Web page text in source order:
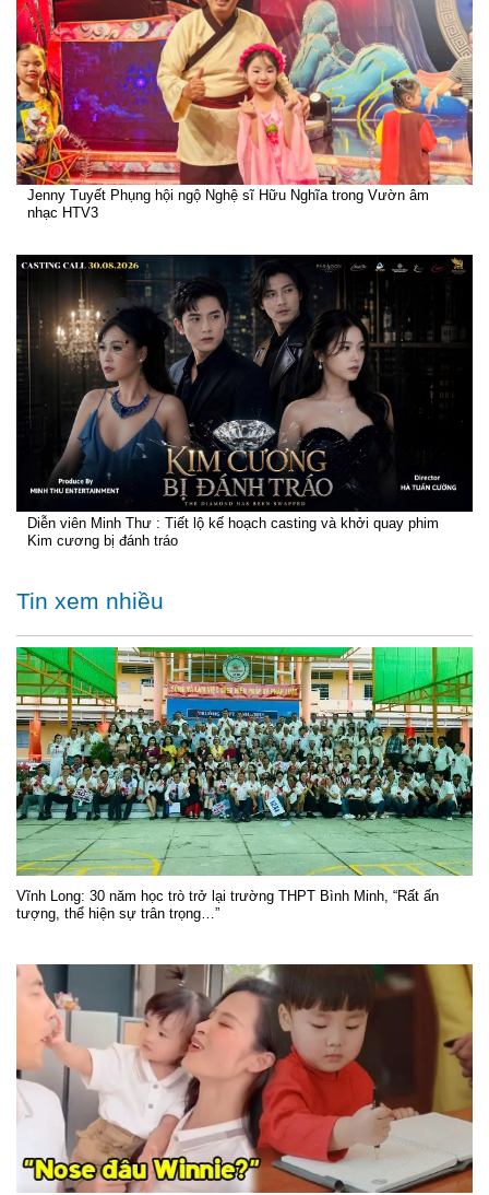
Jenny Tuyết Phụng hội ngộ Nghệ sĩ Hữu Nghĩa trong Vườn âm
nhạc HTV3
Diễn viên Minh Thư : Tiết lộ kế hoạch casting và khởi quay phim
Kim cương bị đánh tráo
Tin xem nhiều
Vĩnh Long: 30 năm học trò trở lại trường THPT Bình Minh, “Rất ấn
tượng, thể hiện sự trân trọng…”